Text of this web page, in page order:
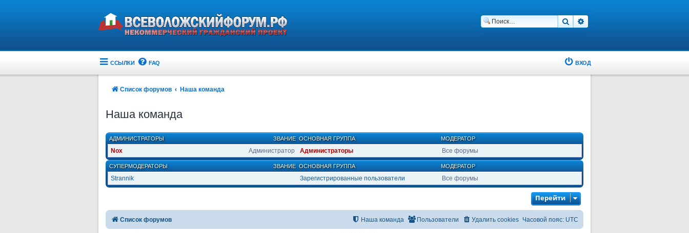
Поиск
ССЫЛКИ FAQ ВХОД
Список форумов Наша команда
Наша команда
ЗВАНИЕ
АДМИНИСТРАТОРЫ ОСНОВНАЯ ГРУППА МОДЕРАТОР
Администратор
Nox Администраторы Все форумы
ЗВАНИЕ
СУПЕРМОДЕРАТОРЫ ОСНОВНАЯ ГРУППА МОДЕРАТОР
Strannik Зарегистрированные пользователи Все форумы
Перейти
Список форумов Часовой пояс: UTC
Удалить cookies
Пользователи
Наша команда